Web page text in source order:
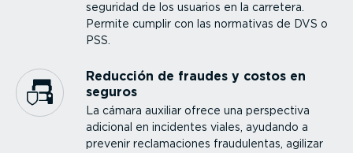
seguridad de los usuarios en la carretera.
Permite cumplir con las normativas de DVS o
PSS.
Reducción de fraudes y costos en
seguros
La cámara auxiliar ofrece una perspectiva
adicional en incidentes viales, ayudando a
prevenir recla­ma­ciones fraudu­lentas, agilizar